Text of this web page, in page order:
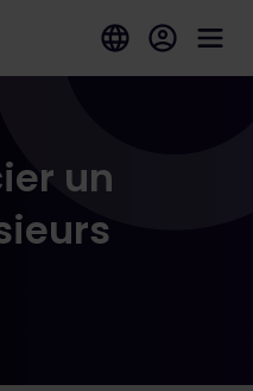
un